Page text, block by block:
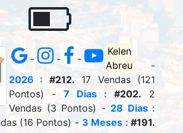
- - -
Kelen
Abreu
-
2026 : #212. 17 Vendas (121
Pontos) - 7 Dias : #202. 2
Vendas (3 Pontos) - 28 Dias :
(16 Pontos) - 3 Meses : #191.